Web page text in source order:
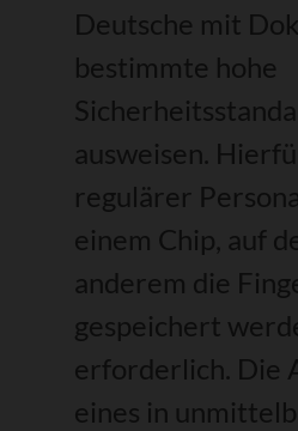
Deutsche mit
bestimmte hohe
ausweisen.
regulärer
einem Chip, auf
anderem die
gespeichert
erforderlich. Die
eines in